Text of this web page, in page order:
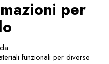
per
funzionali per diverse